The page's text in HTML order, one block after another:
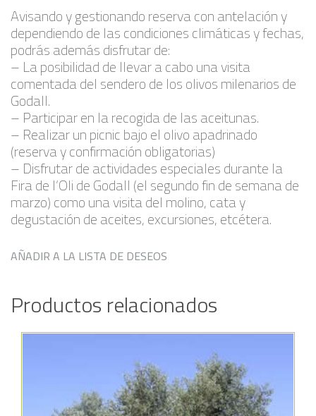
Avisando y gestionando reserva con antelación y
dependiendo de las condiciones climáticas y fechas,
podrás además disfrutar de:
– La posibilidad de llevar a cabo una visita
comentada del sendero de los olivos milenarios de
Godall.
– Participar en la recogida de las aceitunas.
– Realizar un picnic bajo el olivo apadrinado
(reserva y confirmación obligatorias)
– Disfrutar de actividades especiales durante la
Fira de l’Oli de Godall (el segundo fin de semana de
marzo) como una visita del molino, cata y
degustación de aceites, excursiones, etcétera.
AÑADIR A LA LISTA DE DESEOS
Productos relacionados